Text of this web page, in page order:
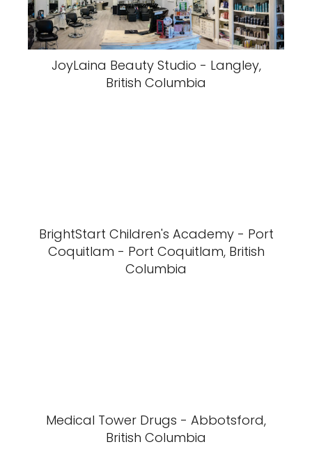
JoyLaina Beauty Studio - Langley,
British Columbia
BrightStart Children's Academy - Port
Coquitlam - Port Coquitlam, British
Columbia
Medical Tower Drugs - Abbotsford,
British Columbia